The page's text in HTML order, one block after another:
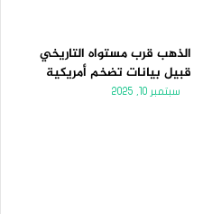
الذهب قرب مستواه التاريخي
قبيل بيانات تضخم أمريكية
سبتمبر 10, 2025